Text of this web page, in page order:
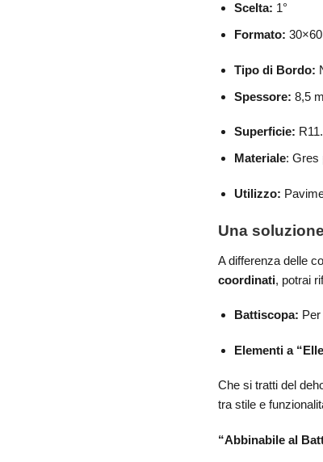
Scelta: 1°
Formato:
Tipo di Bordo:
Spessore: 8,5
Superficie: R11.
Materiale: Gres
Utilizzo:
Una
A differenza delle
coordinati, potrai
Battiscopa:
Elementi a
Che si tratti del
tra stile e
“Abbinabile al